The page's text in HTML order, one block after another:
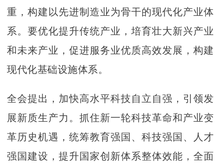
重，构建以先进制造业为骨干的现代化产业体
系。要优化提升传统产业，培育壮大新兴产业
和未来产业，促进服务业优质高效发展，构建
现代化基础设施体系。
全会提出，加快高水平科技自立自强，引领发
展新质生产力。抓住新一轮科技革命和产业变
革历史机遇，统筹教育强国、科技强国、人才
强国建设，提升国家创新体系整体效能，全面